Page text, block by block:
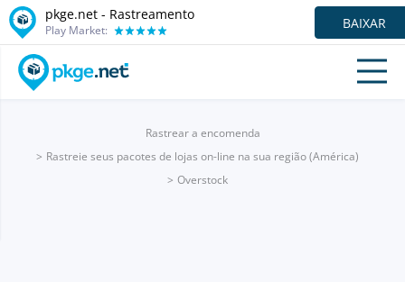
pkge.net - Rastreamento
Play Market: BAIXAR
Rastrear a encomenda
Rastreie seus pacotes de lojas on-line na sua região (América)
Overstock